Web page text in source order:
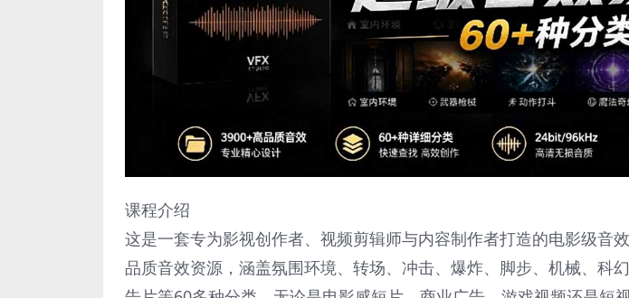
课程介绍
这是一套专为影视创作者、视频剪辑师与内容制作者打造的电影级音
品质音效资源，涵盖氛围环境、转场、冲击、爆炸、脚步、机械、科